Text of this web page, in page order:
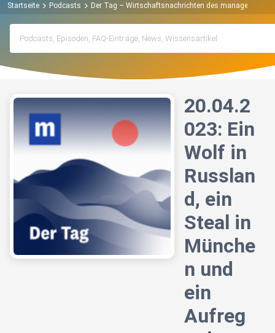
Startseite Podcasts Der Tag – Wirtschaftsnachrichten des manager
20.04.2
023: Ein
Wolf in
Russlan
d, ein
Steal in
Münche
n und
ein
Aufreg